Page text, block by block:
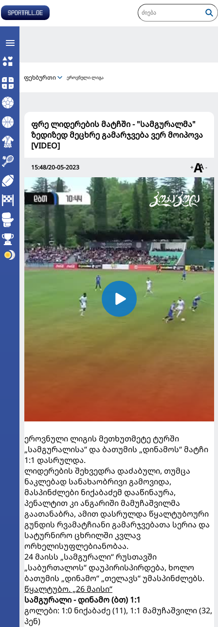
ფეხბურთი ეროვნული ლიგა
ფრე ლიდერების მატჩში - "სამგურალმა"
ზედიზედ მეცხრე გამარჯვება ვერ მოიპოვა
[VIDEO]
15:48/20-05-2023 + -
ეროვნული ლიგის მეთხუთმეტე ტურში
„სამგურალისა“ და ბათუმის „დინამოს“ მატჩი
1:1 დასრულდა.
ლიდერების შეხვედრა დაძაბული, თუმცა
ნაკლებად სანახაობრივი გამოვიდა,
მასპინძლები ნიქაბაძემ დააწინაურა,
პენალტით კი ანგარიში მამუჩაშვილმა
გაათანაბრა, ამით დასრულდა წყალტუბოური
გუნდის რვამატჩიანი გამარჯვებათა სერია და
სატურნირო ცხრილში კვლავ
ორხელისუფლებიანობაა.
24 მაისს „სამგურალი“ რუსთავში
„საბურთალოს“ დაუპირისპირდება, ხოლო
ბათუმის „დინამო“ „თელავს“ უმასპინძლებს.
წყალტუბო. „26 მაისი“
სამგურალი - დინამო (ბთ) 1:1
გოლები: 1:0 ნიქაბაძე (11), 1:1 მამუჩაშვილი (32,
პენ)